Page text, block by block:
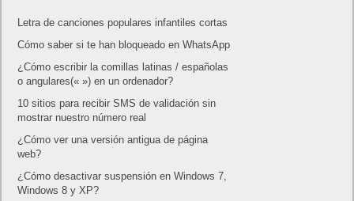
Letra de canciones populares infantiles cortas
Cómo saber si te han bloqueado en WhatsApp
¿Cómo escribir la comillas latinas / españolas
o angulares(« ») en un ordenador?
10 sitios para recibir SMS de validación sin
mostrar nuestro número real
¿Cómo ver una versión antigua de página
web?
¿Cómo desactivar suspensión en Windows 7,
Windows 8 y XP?